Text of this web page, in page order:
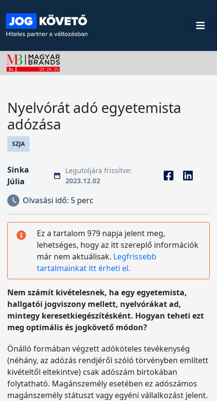
Nyelvórát adó egyetemista
adózása
SZJA
Sinka
Júlia
Legutoljára frissítve:
2023.12.02
Olvasási idő: 5 perc
Ez a tartalom 979 napja jelent meg,
lehetséges, hogy az itt szereplő információk
már nem aktuálisak. Legfrissebb
tartalmainkat itt érheti el.
Nem számít kivételesnek, ha egy egyetemista,
hallgatói jogviszony mellett, nyelvórákat ad,
mintegy keresetkiegészítésként. Hogyan teheti ezt
meg optimális és jogkövető módon?
Önálló formában végzett adóköteles tevékenység
(néhány, az adózás rendjéről szóló törvényben említett
kivételtől eltekintve) csak adószám birtokában
folytatható. Magánszemély esetében ez adószámos
magánszemély státuszt vagy egyéni vállalkozást jelent.